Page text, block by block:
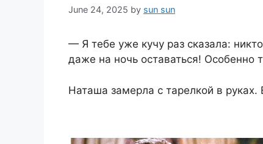
June 24, 2025 by sun sun
— Я тебе уже кучу раз сказала:
даже на ночь оставаться! Особенно
Наташа замерла с тарелкой в руках.